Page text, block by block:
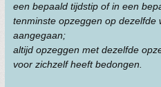
een bepaald tijdstip of in een
tenminste opzeggen op dezelfde
aangegaan;
altijd opzeggen met dezelfde
voor zichzelf heeft bedongen.